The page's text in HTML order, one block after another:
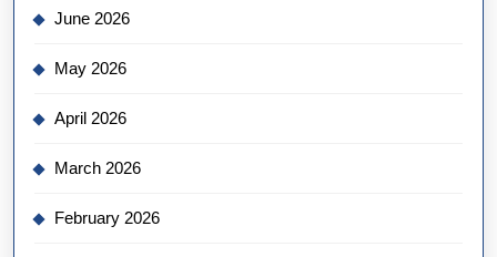
June 2026
May 2026
April 2026
March 2026
February 2026